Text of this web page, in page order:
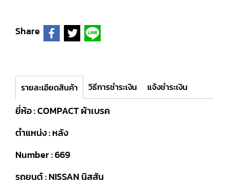
Share
รายละเอียดสินค้า วิธีการชำระเงิน แจ้งชำระเงิน
ยี่ห้อ : COMPACT ผ้าเบรค
ตำแหน่ง : หลัง
Number : 669
รถยนต์ : NISSAN นิสสัน